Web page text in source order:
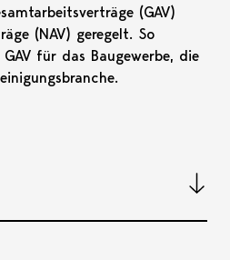
(GAV)
(NAV) geregelt. So
GAV für das Baugewerbe, die